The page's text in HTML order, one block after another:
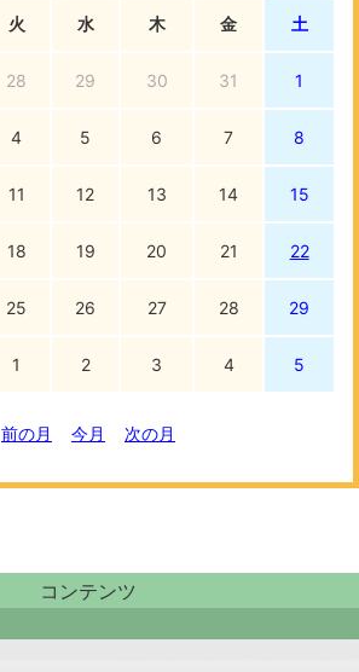
火 水 木 金 土
28 29 30 31 1
4 5 6 7 8
11 12 13 14 15
18 19 20 21 22
25 26 27 28 29
1 2 3 4 5
前の月 今月 次の月
コンテンツ